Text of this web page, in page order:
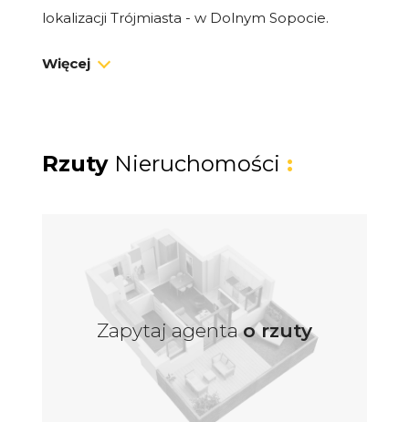
lokalizacji Trójmiasta - w Dolnym Sopocie.
Nieruchomość otoczona jest historyczną
sąsiedztwie pełnej infrastruktury miejskiej.
Na terenie nieruchomości znajdują się
budynki mieszkalneo powierzchni użytkowej
ok. 220 m² każdy
(2 kondygnacje nadziemne
+ podpiwniczenie).
Zgodnie z zapisami Miejscowego Planu
Zagospodarowania Przestrzennego (MPZP)
Więcej
Rzuty Nieruchomości :
Zapytaj agentao rzuty